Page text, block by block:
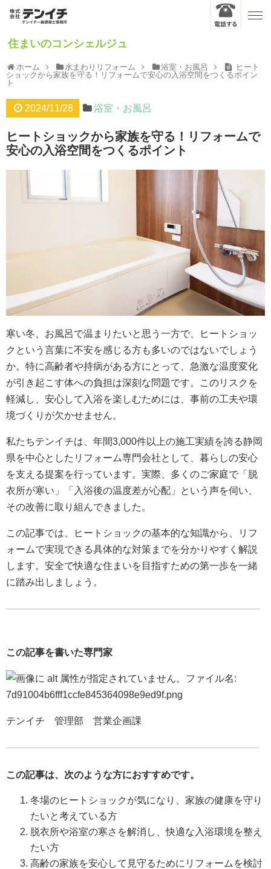
住まいのコンシェルジュ
ホーム 水まわりリフォーム 浴室・お風呂
ヒート
ショックから家族を守る！リフォームで安心の入浴空間をつくるポイン
ト
2024/11/28 浴室・お風呂
ヒートショックから家族を守る！リフォームで
安心の入浴空間をつくるポイント
寒い冬、お風呂で温まりたいと思う一方で、ヒートショッ
クという言葉に不安を感じる方も多いのではないでしょう
か。特に高齢者や持病がある方にとって、急激な温度変化
が引き起こす体への負担は深刻な問題です。このリスクを
軽減し、安心して入浴を楽しむためには、事前の工夫や環
境づくりが欠かせません。
私たちテンイチは、年間3,000件以上の施工実績を誇る静岡
県を中心としたリフォーム専門会社として、暮らしの安心
を支える提案を行っています。実際、多くのご家庭で「脱
衣所が寒い」「入浴後の温度差が心配」という声を伺い、
その改善に取り組んできました。
この記事では、ヒートショックの基本的な知識から、リフ
ォームで実現できる具体的な対策までを分かりやすく解説
します。安全で快適な住まいを目指すための第一歩を一緒
に踏み出しましょう。
この記事を書いた専門家
テンイチ 管理部 営業企画課
この記事は、次のような方におすすめです。
冬場のヒートショックが気になり、家族の健康を守り
たいと考えている方
脱衣所や浴室の寒さを解消し、快適な入浴環境を整え
たい方
高齢の家族を安心して見守るためにリフォームを検討